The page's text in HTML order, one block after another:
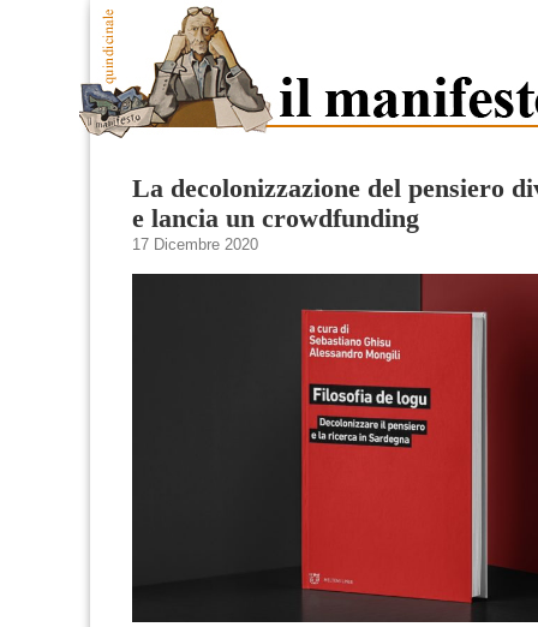
La decolonizzazione del pensiero
e lancia un crowdfunding
17 Dicembre 2020